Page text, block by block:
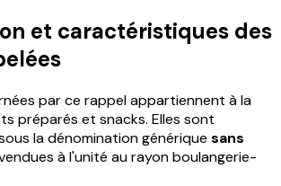
et caractéristiques des
par ce rappel appartiennent à la
préparés et snacks. Elles sont
la dénomination générique sans
à l'unité au rayon boulangerie-